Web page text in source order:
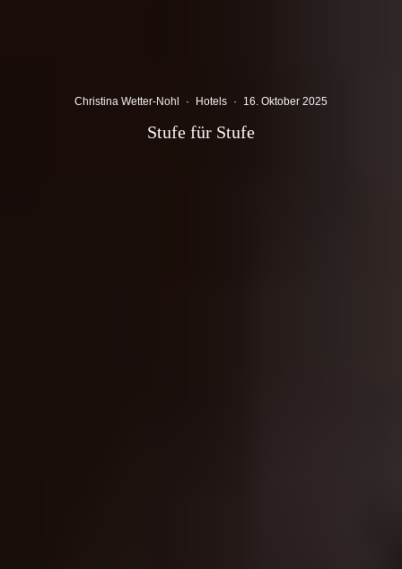
Christina Wetter-Nohl · Hotels · 16. Oktober 2025
Stufe für Stufe